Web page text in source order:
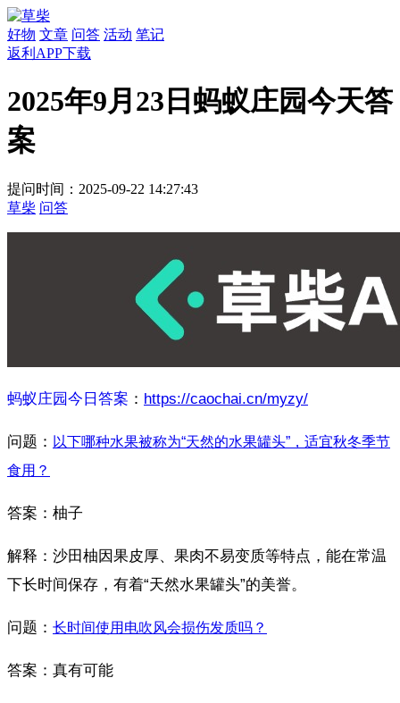
好物 文章 问答 活动 笔记
返利APP下载
2025年9月23日蚂蚁庄园今天答
案
提问时间：2025-09-22 14:27:43
草柴 问答
蚂蚁庄园今日答案 ： https://caochai.cn/myzy/
问题： 以下哪种水果被称为“天然的水果罐头”，适宜秋冬季节
食用？
答案：柚子
解释：沙田柚因果皮厚、果肉不易变质等特点，能在常温
下长时间保存，有着“天然水果罐头”的美誉。
问题： 长时间使用电吹风会损伤发质吗？
答案：真有可能